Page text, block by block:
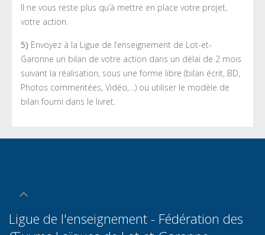
Il ne vous reste plus qu’à mettre en place votre projet,
votre action.
5) Envoyez à la Ligue de l’enseignement de Lot-et-
Garonne un bilan de votre action dans un délai de 2 mois
suivant la réalisation, sous une forme libre (bilan écrit, BD,
Photos commentées, Vidéo,…) ou utiliser le modèle de
bilan fourni dans le livret.
Ligue de l'enseignement - Fédération des